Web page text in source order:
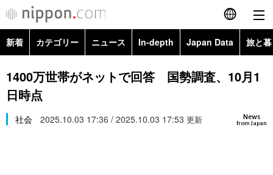
English
简体字
カテゴリー
新着 カテゴリー ニュース In-depth Japan Data 旅と
政治・外交
経済・ビジネス
Topics
1400万世帯がネットで回答 国勢調査、10月1
日時点
News
from Japan
社会 2025.10.03 17:36 / 2025.10.03 17:53 更新